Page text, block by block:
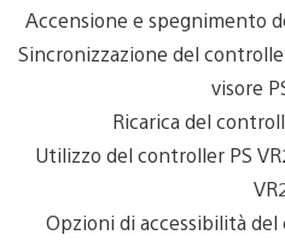
Accensione e spegnimento
Sincronizzazione del
visore
Ricarica del
Utilizzo del controller PS
Opzioni di accessibilità del